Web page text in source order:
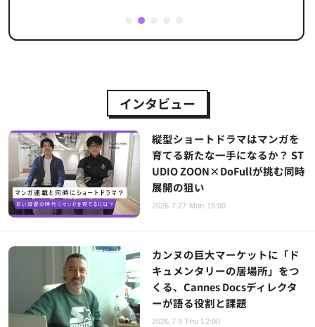
2
インタビュー
縦型ショートドラマはマンガを
育てる新たな一手になるか？ ST
UDIO ZOON×DoFullが挑む同時
展開の狙い
2026.7.27 Mon 15:00
カンヌの巨大マーケットに「ド
キュメンタリーの居場所」をつ
くる、Cannes Docsディレクタ
ーが語る役割と課題
2026.7.9 Thu 12:00